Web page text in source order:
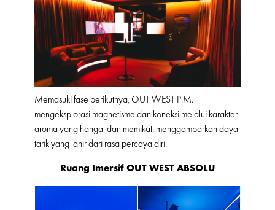
Memasuki fase berikutnya, OUT WEST P.M.
mengeksplorasi magnetisme dan koneksi melalui karakter
aroma yang hangat dan memikat, menggambarkan daya
tarik yang lahir dari rasa percaya diri.
Ruang Imersif OUT WEST ABSOLU